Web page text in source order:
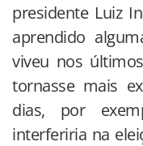
presidente Luiz
aprendido
viveu nos
tornasse mais
dias, por
interferiria na